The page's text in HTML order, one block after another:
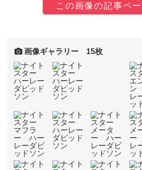
この画像の記事ペ
画像ギャラリー 15枚